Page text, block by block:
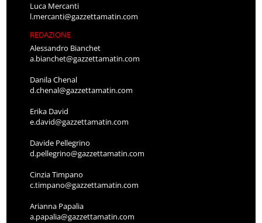
Luca Mercanti
l.mercanti@gazzettamatin.com
REDAZIONE
Alessandro Bianchet
a.bianchet@gazzettamatin.com
Danila Chenal
d.chenal@gazzettamatin.com
Erika David
e.david@gazzettamatin.com
Davide Pellegrino
d.pellegrino@gazzettamatin.com
Cinzia Timpano
c.timpano@gazzettamatin.com
Arianna Papalia
a.papalia@gazzettamatin.com